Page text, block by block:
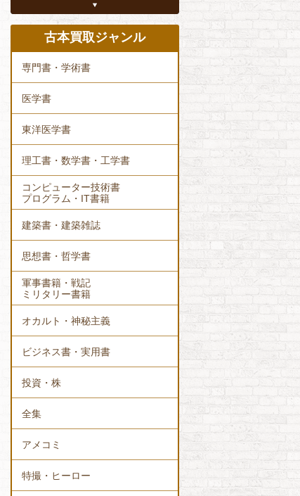
古本買取ジャンル
専門書・学術書
医学書
東洋医学書
理工書・数学書・工学書
コンピューター技術書
プログラム・IT書籍
建築書・建築雑誌
思想書・哲学書
軍事書籍・戦記
ミリタリー書籍
オカルト・神秘主義
ビジネス書・実用書
投資・株
全集
アメコミ
特撮・ヒーロー